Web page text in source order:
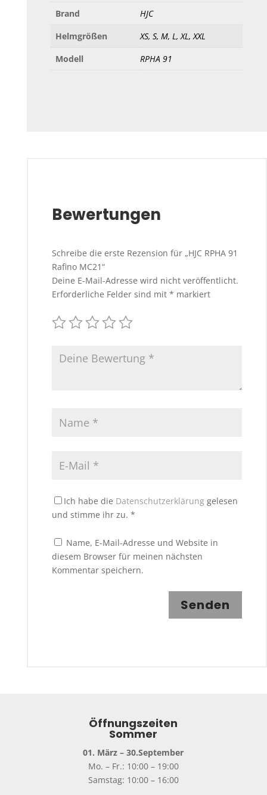
Brand
HJC
Helmgrößen
XS, S, M, L, XL, XXL
Modell
RPHA 91
Bewertungen
Schreibe die erste Rezension für „HJC RPHA 91
Rafino MC21“
Deine E-Mail-Adresse wird nicht veröffentlicht.
Erforderliche Felder sind mit * markiert
Ich habe die Datenschutzerklärunggelesen
und stimme ihr zu. *
Name, E-Mail-Adresse und Website in
diesem Browser für meinen nächsten
Kommentar speichern.
Senden
Öffnungszeiten
Sommer
01. März – 30.September
Mo. – Fr.: 10:00 – 19:00
Samstag: 10:00 – 16:00